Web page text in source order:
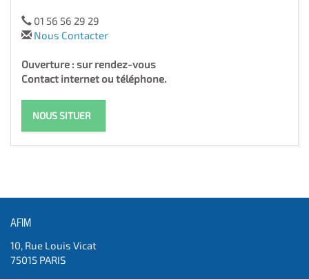
01 56 56 29 29
Nous Contacter
Ouverture : sur rendez-vous
Contact internet ou téléphone.
NOUS SITUER
AFIM
10, Rue Louis Vicat
75015 PARIS